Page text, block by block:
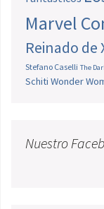
Marvel
Reinado de
Stefano Caselli The
Schiti Wonder
Nuestro